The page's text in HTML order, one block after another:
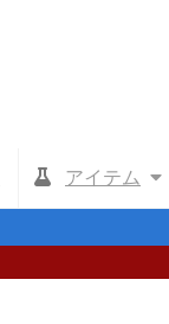
アイテム